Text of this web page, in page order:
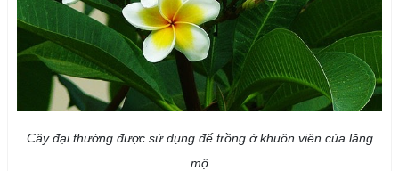
Cây đại thường được sử dụng để trồng ở khuôn viên của lăng
mộ